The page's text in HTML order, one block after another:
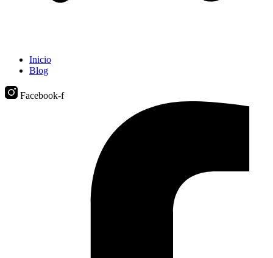
Inicio
Blog
Facebook-f